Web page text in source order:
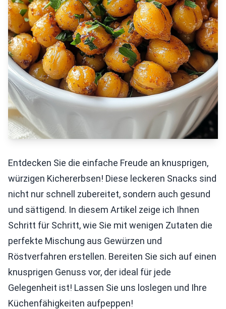
Entdecken Sie die einfache Freude an knusprigen,
würzigen Kichererbsen! Diese leckeren Snacks sind
nicht nur schnell zubereitet, sondern auch gesund
und sättigend. In diesem Artikel zeige ich Ihnen
Schritt für Schritt, wie Sie mit wenigen Zutaten die
perfekte Mischung aus Gewürzen und
Röstverfahren erstellen. Bereiten Sie sich auf einen
knusprigen Genuss vor, der ideal für jede
Gelegenheit ist! Lassen Sie uns loslegen und Ihre
Küchenfähigkeiten aufpeppen!